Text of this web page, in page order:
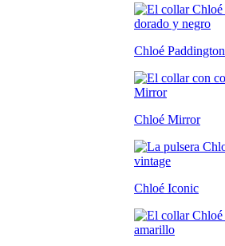
Chloé Paddington
Chloé Mirror
Chloé Iconic